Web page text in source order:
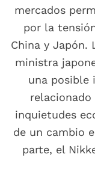
mercados
por la
China y Japón.
ministra
una posible
relacionado
inquietudes
de un cambio
parte, el